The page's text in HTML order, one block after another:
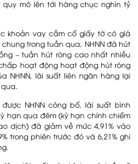
mô lên tới hàng chục nghìn tỷ
khoản vay cầm cố giấy tờ có giá
trong tuần qua, NHNN đã hút
– tuần hút ròng cao nhất nhiều
hoạt động hoạt động hút ròng
NHNN, lãi suất liên ngân hàng lại
NHNN công bố, lãi suất bình
hạn qua đêm (kỳ hạn chính chiếm
dịch) đã giảm về mức 4,91% vào
trong phiên trước đó và 6,21% ghi